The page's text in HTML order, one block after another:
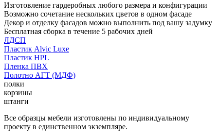
Изготовление гардеробных любого размера и конфигурации
Возможно сочетание нескольких цветов в одном фасаде
Декор и отделку фасадов можно выполнить под вашу задумку
Бесплатная сборка в течение 5 рабочих дней
ЛДСП
Пластик Alvic Luxe
Пластик HPL
Пленка ПВХ
Полотно АГТ (МДФ)
полки
корзины
штанги
Все образцы мебели изготовлены по индивидуальному
проекту в единственном экземпляре.